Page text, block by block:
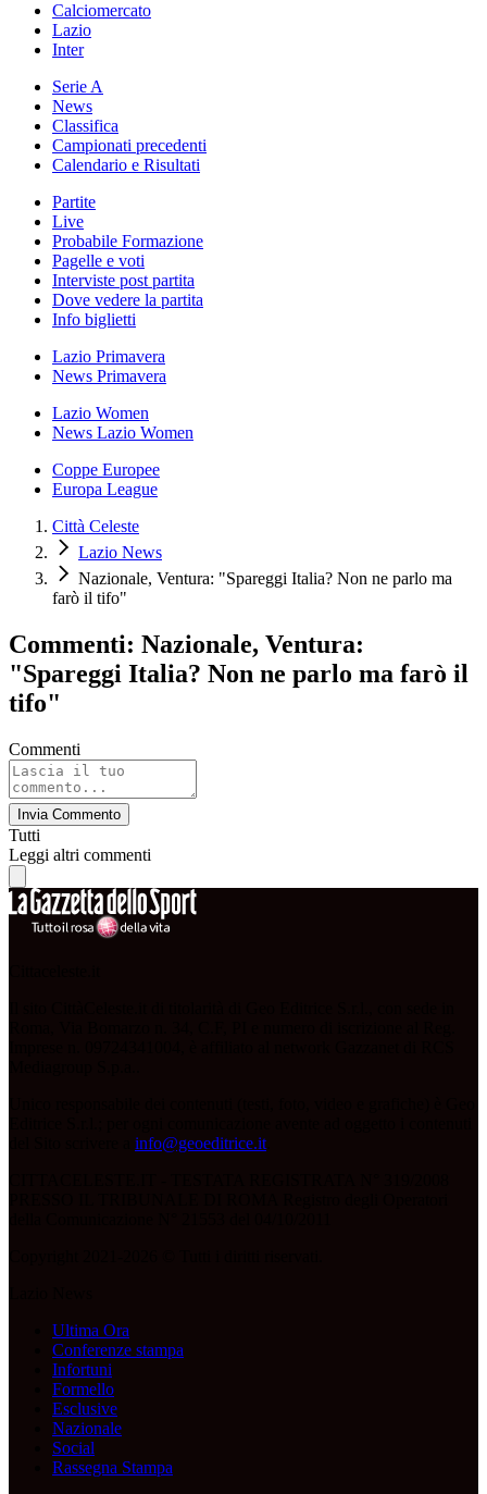
Calciomercato
Lazio
Inter
Serie A
News
Classifica
Campionati precedenti
Calendario e Risultati
Partite
Live
Probabile Formazione
Pagelle e voti
Interviste post partita
Dove vedere la partita
Info biglietti
Lazio Primavera
News Primavera
Lazio Women
News Lazio Women
Coppe Europee
Europa League
Città Celeste
Lazio News
Nazionale, Ventura: "Spareggi Italia? Non ne parlo ma
farò il tifo"
Commenti: Nazionale, Ventura:
"Spareggi Italia? Non ne parlo ma farò il
tifo"
Commenti
Invia Commento
Tutti
Leggi altri commenti
info@geoeditrice.it
Ultima Ora
Conferenze stampa
Infortuni
Formello
Esclusive
Nazionale
Social
Rassegna Stampa